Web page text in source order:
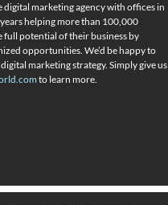
marketing agency with offices in
helping more than 100,000
full potential of their business by
opportunities. We’d be happy to
marketing strategy. Simply give us
to learn more.